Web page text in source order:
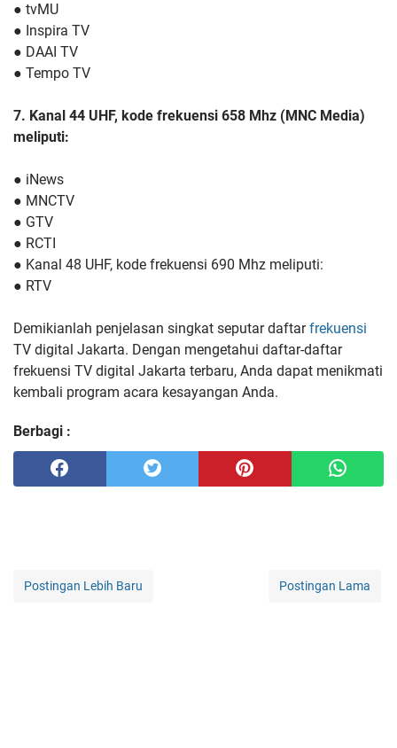
● tvMU
● Inspira TV
● DAAI TV
● Tempo TV
7. Kanal 44 UHF, kode frekuensi 658 Mhz (MNC Media)
meliputi:
● iNews
● MNCTV
● GTV
● RCTI
● Kanal 48 UHF, kode frekuensi 690 Mhz meliputi:
● RTV
Demikianlah penjelasan singkat seputar daftarfrekuensi
TV digital Jakarta. Dengan mengetahui daftar-daftar
frekuensi TV digital Jakarta terbaru, Anda dapat menikmati
kembali program acara kesayangan Anda.
Berbagi :
Postingan Lebih Baru Postingan Lama